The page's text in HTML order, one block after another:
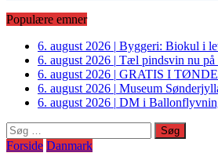
Populære emner
6. august 2026 | Byggeri: Biokul i
6. august 2026 | Tæl pindsvin nu på
6. august 2026 | GRATIS I
6. august 2026 | Museum
6. august 2026 | DM i
Søg
efter:
Forside Danmark